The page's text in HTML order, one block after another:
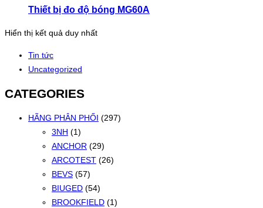
Thiết bị đo độ bóng MG60A
Hiển thị kết quả duy nhất
Tin tức
Uncategorized
CATEGORIES
HÃNG PHÂN PHỐI (297)
3NH (1)
ANCHOR (29)
ARCOTEST (26)
BEVS (57)
BIUGED (54)
BROOKFIELD (1)